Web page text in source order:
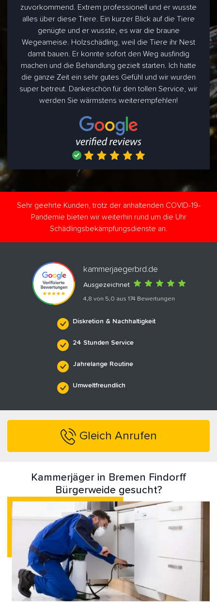
zuvorkommend. Extrem professionell und er wusste
alles über diese Tiere. Ein kurzer Blick auf die Tiere
genügte und er wusste, es war die braune
Wegeameise. Holzschädling, weil die Tiere ihr Nest
damit bauen. Er konnte sofort den Weg ausfindig
machen und die Behandlung gezielt starten. Ich hatte
die ganze Zeit ein sehr gutes Gefühl und wir wurden
super betreut. Dankeschön für den tollen Service, wir
werden Sie wärmstens weiterempfehlen!
Sehr geehrte Kunden, trotz der anhaltenden COVID-19-
Pandemie bieten wir weiterhin rund um die Uhr
Schädlingsbekämpfungsdienste an.
kammerjaegerbrd.de
Ausgezeichnet
4,8 von 5,0 aus 174 Bewertungen
Diskretion & Nachhaltigkeit
24 Stunden Service
Jahrelange Routine
Umweltfreundlich
Gleich Anrufen
Kammerjäger in Bremen Findorff
Bürgerweide gesucht?